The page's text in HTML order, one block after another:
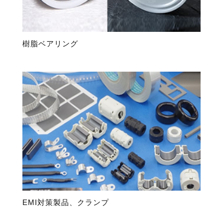
樹脂ベアリング
EMI対策製品、クランプ